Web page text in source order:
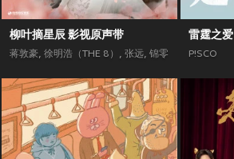
柳叶摘星辰 影视原声带
蒋敦豪, 徐明浩（THE 8） , 张远, 锦零
雷霆之爱
P!SCO